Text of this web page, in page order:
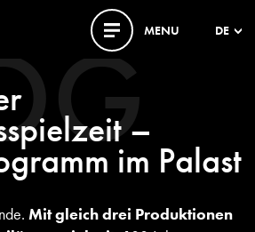
MENU DE
–
im Palast
Mit gleich drei Produktionen